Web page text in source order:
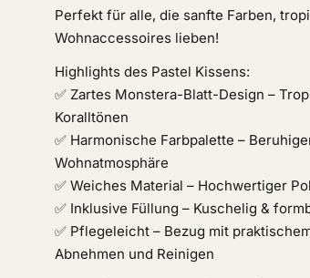
Perfekt für alle, die sanfte Farben,
Wohnaccessoires lieben!
Highlights des Pastel Kissens:
✅ Zartes Monstera-Blatt-Design –
Koralltönen
✅ Harmonische Farbpalette –
Wohnatmosphäre
✅ Weiches Material – Hochwertiger
✅ Inklusive Füllung – Kuschelig &
✅ Pflegeleicht – Bezug mit
Abnehmen und Reinigen